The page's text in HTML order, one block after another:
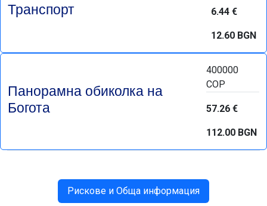
Транспорт 6.44 €
12.60 BGN
Панорамна обиколка на
Богота
400000
COP
57.26 €
112.00 BGN
Рискове и Обща информация